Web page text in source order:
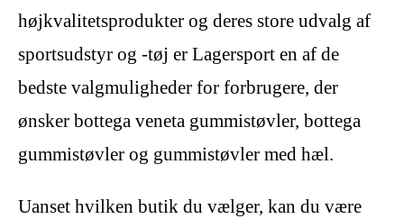
højkvalitetsprodukter og deres store udvalg af
sportsudstyr og -tøj er Lagersport en af ​​de
bedste valgmuligheder for forbrugere, der
ønsker bottega veneta gummistøvler, bottega
gummistøvler og gummistøvler med hæl.
Uanset hvilken butik du vælger, kan du være